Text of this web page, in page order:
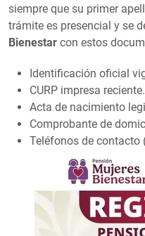
siempre que su primer
trámite es presencial y se
Bienestar con estos
Identificación oficial
CURP impresa reciente.
Acta de nacimiento
Comprobante de
Teléfonos de contacto